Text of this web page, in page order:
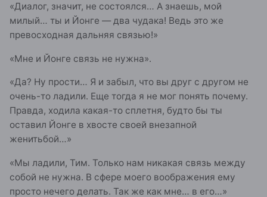
«Диалог, значит, не состоялся… А знаешь, мой
милый… ты и Йонге — два чудака! Ведь это же
превосходная дальняя связью!»
«Мне и Йонге связь не нужна».
«Да? Ну прости… Я и забыл, что вы друг с другом не
очень-то ладили. Еще тогда я не мог понять почему.
Правда, ходила какая-то сплетня, будто бы ты
оставил Йонге в хвосте своей внезапной
женитьбой…»
«Мы ладили, Тим. Только нам никакая связь между
собой не нужна. В сфере моего воображения ему
просто нечего делать. Так же как мне… в его…»